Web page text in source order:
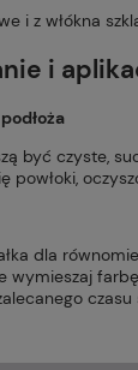
i z włókna
i
być czyste,
powłoki,
dla
wymieszaj
czasu